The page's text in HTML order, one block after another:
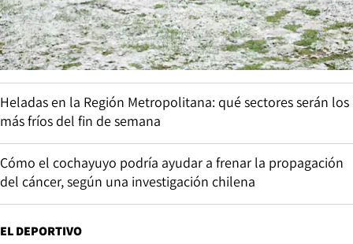
Heladas en la Región Metropolitana: qué sectores serán los
más fríos del fin de semana
Cómo el cochayuyo podría ayudar a frenar la propagación
del cáncer, según una investigación chilena
EL DEPORTIVO